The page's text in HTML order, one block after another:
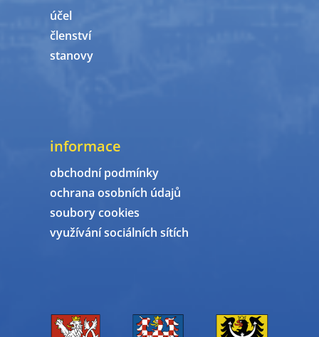
účel
členství
stanovy
informace
obchodní podmínky
ochrana osobních údajů
soubory cookies
využívání sociálních sítích